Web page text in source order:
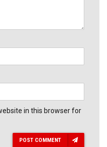
in this browser for
POST COMMENT